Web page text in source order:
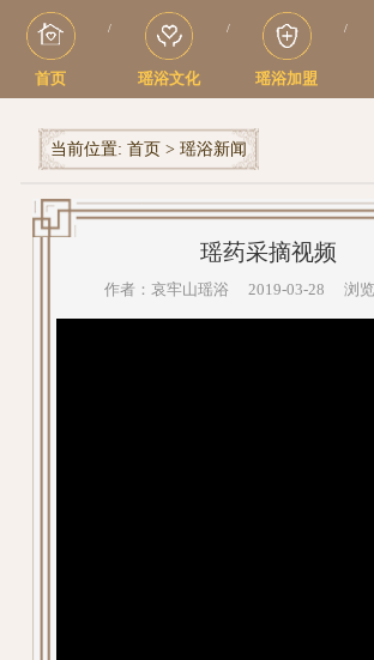
首页
/
瑶浴文化
/
瑶浴加盟
/
当前位置: 首页 > 瑶浴新闻
瑶药采摘视频
作者：哀牢山瑶浴 2019-03-28 浏览